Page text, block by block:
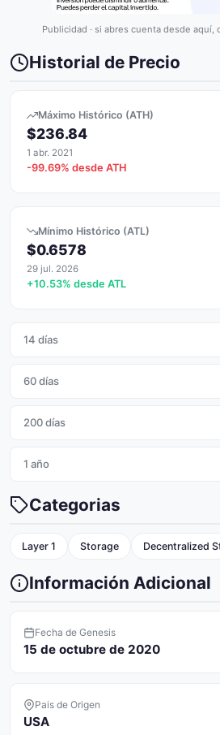
Publicidad · si abres cuenta desde aquí,
Historial de Precio
Máximo Histórico (ATH)
$236.84
1 abr. 2021
-99.69% desde ATH
Mínimo Histórico (ATL)
$0.6578
29 jul. 2026
+10.53% desde ATL
14 días
60 días
200 días
1 año
Categorias
Layer 1 Storage Decentralized
Información Adicional
Fecha de Genesis
15 de octubre de 2020
Pais de Origen
USA